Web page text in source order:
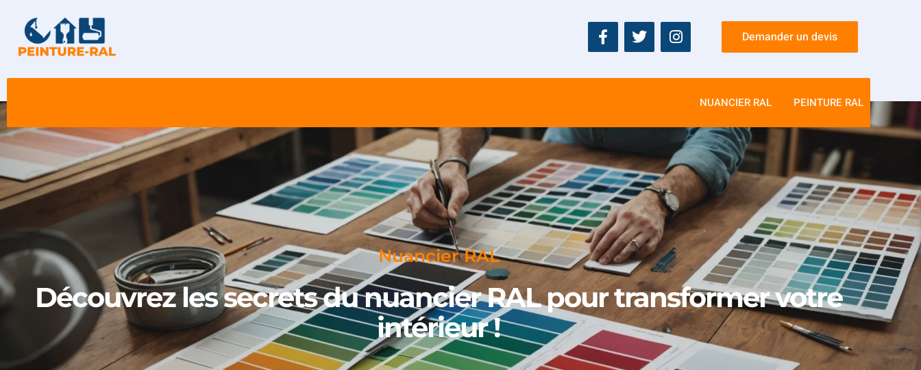
Demander un devis
NUANCIER RAL PEINTURE RAL
Nuancier RAL
Découvrez les secrets du nuancier RAL pour transformer votre
intérieur !